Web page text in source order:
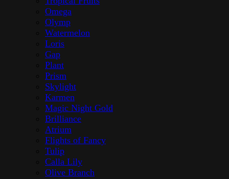
Omega
Olymp
Watermelon
Loris
Gap
Plant
Prism
Skylight
Karmen
Magic Night Gold
Brilliance
Atrium
Flights of Fancy
Tulip
Calla Lily
Olive Branch